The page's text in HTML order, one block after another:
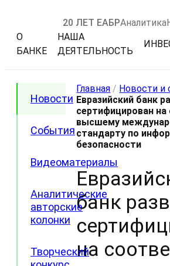
20 ЛЕТ ЕАБРАналитика
О
БАНКЕ
НАША
ДЕЯТЕЛЬНОСТЬ
Новости
События
Видеоматериалы
Аналитические
авторские
колонки
Творческий
Главная / Новости и
Евразийский банк
сертифицирован
высшему
стандарту по
безопасности
банк
на